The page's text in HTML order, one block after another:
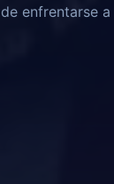
de enfrentarse